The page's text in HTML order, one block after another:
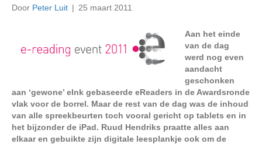
Door Peter Luit | 25 maart 2011
Aan het einde
van de dag
werd nog even
aandacht
geschonken
aan ‘gewone’ eInk gebaseerde eReaders in de Awardsronde
vlak voor de borrel. Maar de rest van de dag was de inhoud
van alle spreekbeurten toch vooral gericht op tablets en in
het bijzonder de iPad. Ruud Hendriks praatte alles aan
elkaar en gebuikte zijn digitale leesplankje ook om de